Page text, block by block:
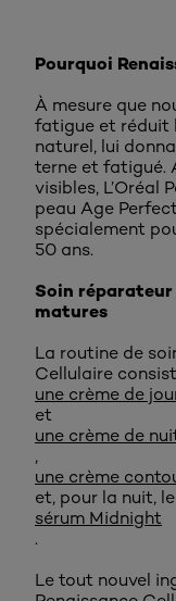
Pourquoi
À mesure que
fatigue et réduit
naturel, lui
terne et fatigué.
visibles, L’Oréal
peau Age
spécialement
50 ans.
Soin réparateur
matures
La routine de
Cellulaire
une crème de
et
une crème de
,
une crème
et, pour la nuit, le
sérum Midnight
.
Le tout nouvel